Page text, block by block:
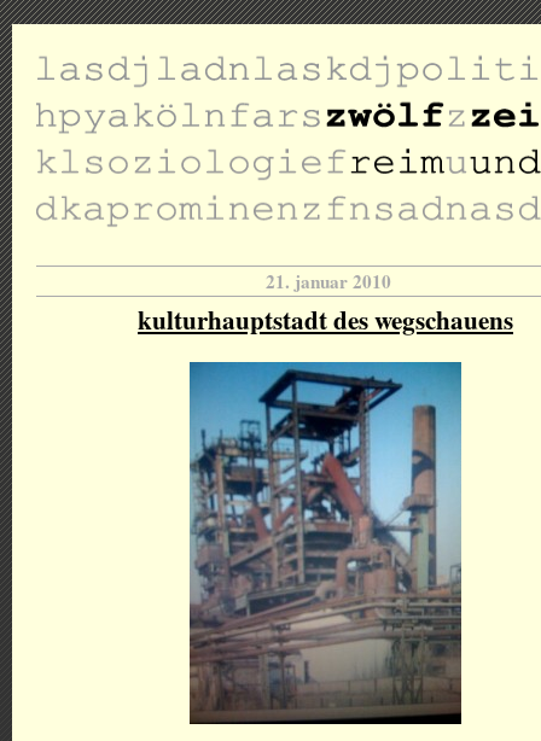
21. januar 2010
kulturhauptstadt des wegschauens